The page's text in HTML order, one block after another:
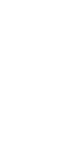
standard coûte